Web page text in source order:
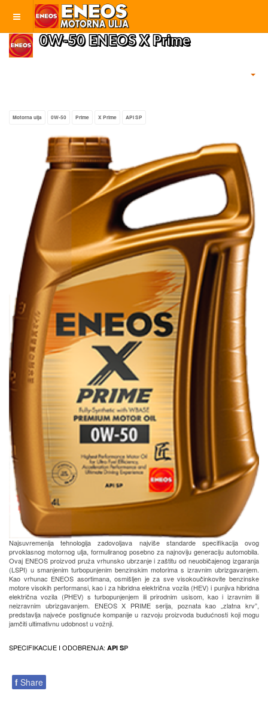
0W-50 ENEOS X Prime
Motorna ulja 0W-50 Prime X Prime API SP
Najsuvremenija tehnologija zadovoljava najviše standarde specifikacija ovog
prvoklasnog motornog ulja, formuliranog posebno za najnoviju generaciju automobila.
Ovaj ENEOS proizvod pruža vrhunsko ubrzanje i zaštitu od neuobičajenog izgaranja
(LSPI) u smanjenim turbopunjenim benzinskim motorima s izravnim ubrizgavanjem.
Kao vrhunac ENEOS asortimana, osmišljen je za sve visokoučinkovite benzinske
motore visokih performansi, kao i za hibridna električna vozila (HEV) i punjiva hibridna
električna vozila (PHEV) s turbopunjenjem ili prirodnim usisom, kao i izravnim ili
neizravnim ubrizgavanjem. ENEOS X PRIME serija, poznata kao „zlatna krv”,
predstavlja najveće postignuće kompanije u razvoju proizvoda budućnosti koji mogu
jamčiti ultimativnu udobnost u vožnji.
SPECIFIKACIJE I ODOBRENJA: API SP
f Share